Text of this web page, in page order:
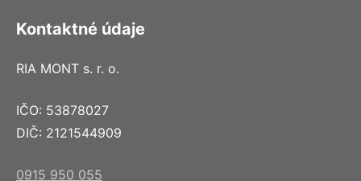
Kontaktné údaje
RIA MONT s. r. o.
IČO: 53878027
DIČ: 2121544909
0915 950 055